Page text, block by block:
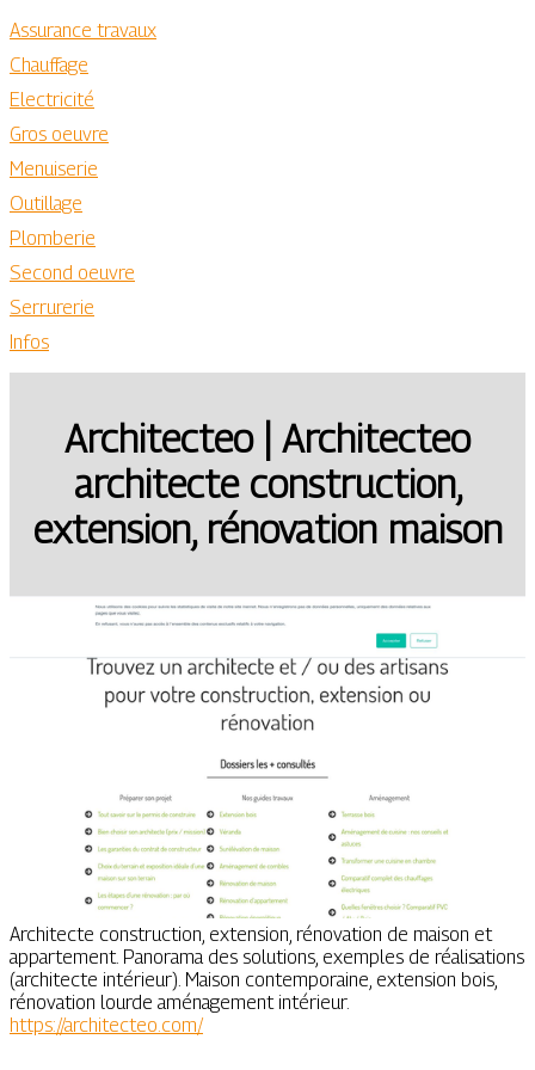
Assurance travaux
Chauffage
Electricité
Gros oeuvre
Menuiserie
Outillage
Plomberie
Second oeuvre
Serrurerie
Infos
Architecteo | Architecteo
architecte construction,
extension, rénovation maison
Architecte construction, extension, rénovation de maison et
appartement. Panorama des solutions, exemples de réalisations
(architecte intérieur). Maison contemporaine, extension bois,
rénovation lourde aménagement intérieur.
https://architecteo.com/